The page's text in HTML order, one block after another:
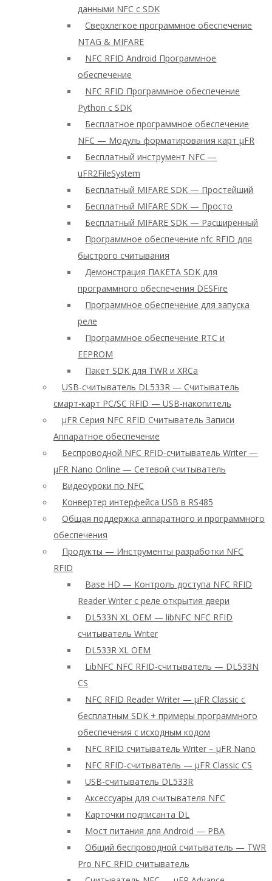
данными NFC с SDK
Сверхлегкое программное обеспечение
NTAG & MIFARE
NFC RFID Android Программное
обеспечение
NFC RFID Программное обеспечение
Python с SDK
Бесплатное программное обеспечение
NFC — Модуль форматирования карт μFR
Бесплатный инструмент NFC —
uFR2FileSystem
Бесплатный MIFARE SDK — Простейший
Бесплатный MIFARE SDK — Просто
Бесплатный MIFARE SDK — Расширенный
Программное обеспечение nfc RFID для
быстрого считывания
Демонстрация ПАКЕТА SDK для
программного обеспечения DESFire
Программное обеспечение для запуска
реле
Программное обеспечение RTC и
EEPROM
Пакет SDK для TWR и XRCa
USB-считыватель DL533R — Считыватель
смарт-карт PC/SC RFID — USB-накопитель
μFR Серия NFC RFID Считыватель Записи
Аппаратное обеспечение
Беспроводной NFC RFID-считыватель Writer —
μFR Nano Online — Сетевой считыватель
Видеоуроки по NFC
Конвертер интерфейса USB в RS485
Общая поддержка аппаратного и программного
обеспечения
Продукты — Инструменты разработки NFC
RFID
Base HD — Контроль доступа NFC RFID
Reader Writer с реле открытия двери
DL533N XL OEM — libNFC NFC RFID
считыватель Writer
DL533R XL OEM
LibNFC NFC RFID-считыватель — DL533N
CS
NFC RFID Reader Writer — μFR Classic с
бесплатным SDK + примеры программного
обеспечения с исходным кодом
NFC RFID считыватель Writer – μFR Nano
NFC RFID-считыватель — μFR Classic CS
USB-считыватель DL533R
Аксессуары для считывателя NFC
Карточки подписанта DL
Мост питания для Android — PBA
Общий беспроводной считыватель — TWR
Pro NFC RFID считыватель